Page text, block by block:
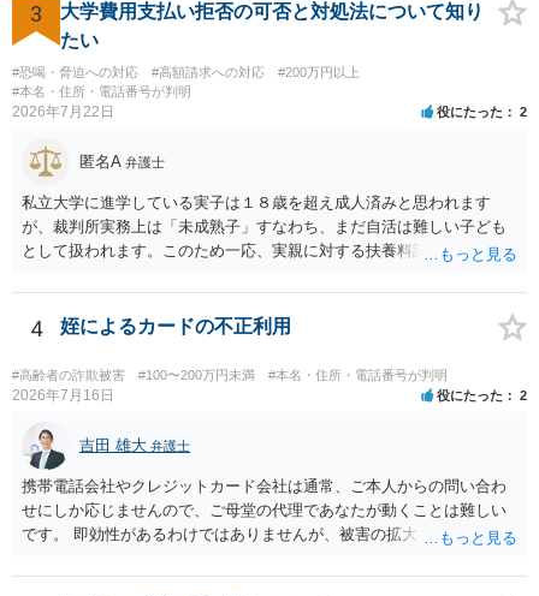
3
大学費用支払い拒否の可否と対処法について知り
たい
#恐喝・脅迫への対応 #高額請求への対応
#200万円以上
#本名・住所・電話番号が判明
2026年7月22日 役にたった 2
匿名A 弁護士
私立大学に進学している実子は１８歳を超え成人済みと思われます
が、裁判所実務上は「未成熟子」すなわち、まだ自活は難しい子ども
として扱われます。このため一応、実親に対する扶養料請求として法
者宛に養育費を支払っており、当該養育費は実子の進学費用の趣旨も
一部含まれています。また、私立大学進学について貴殿が了解したわ
だとしても学費の請求が裁判所によって強制される可能性は低いとい
えます。 以上整理したとおり、貴殿の事情を説明し支払えないと実子
4 姪によるカードの不正利用
#高齢者の詐欺被害 #100〜200万円未満 #本名・住所・電話番号が判明
2026年7月16日 役にたった 2
吉田 雄大 弁護士
携帯電話会社やクレジットカード会社は通常、ご本人からの問い合わ
せにしか応じませんので、ご母堂の代理であなたが動くことは難しい
です。 即効性があるわけではありませんが、被害の拡大を防ぐため、
申立に繋がることをめざして、高齢者虐待（経済的虐待）事案とし